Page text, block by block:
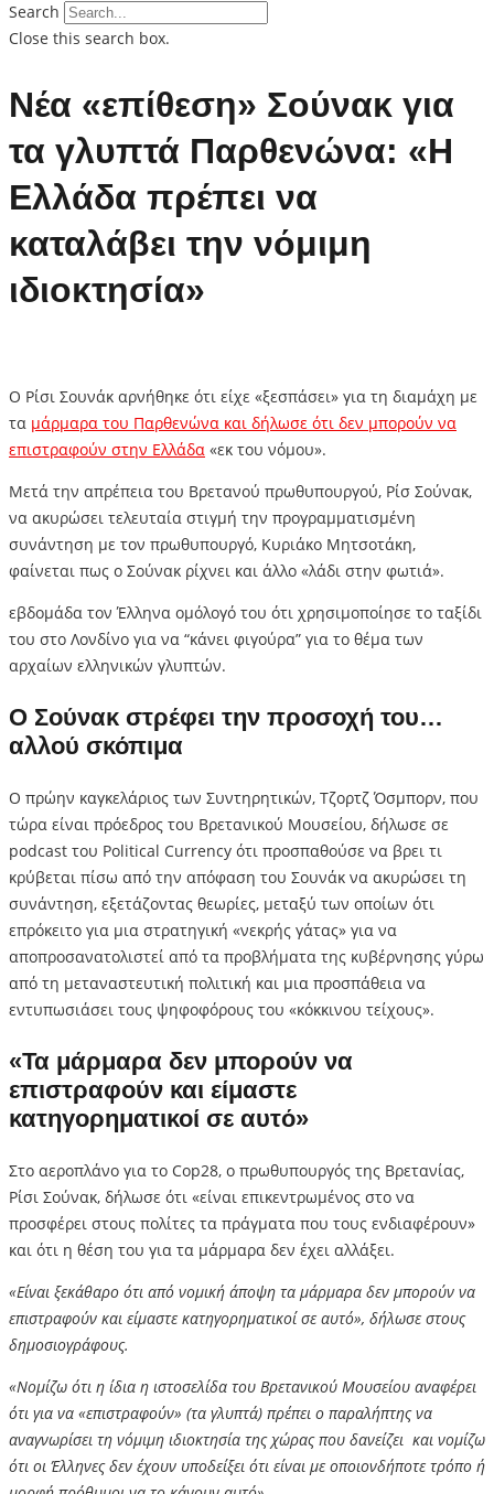
Search
Close this search box.
Νέα «επίθεση» Σούνακ για
τα γλυπτά Παρθενώνα: «Η
Ελλάδα πρέπει να
καταλάβει την νόμιμη
ιδιοκτησία»
Ο Ρίσι Σουνάκ αρνήθηκε ότι είχε «ξεσπάσει» για τη διαμάχη με
τα μάρμαρα του Παρθενώνα και δήλωσε ότι δεν μπορούν να
επιστραφούν στην Ελλάδα «εκ του νόμου».
Μετά την απρέπεια του Βρετανού πρωθυπουργού, Ρίσ Σούνακ,
να ακυρώσει τελευταία στιγμή την προγραμματισμένη
συνάντηση με τον πρωθυπουργό, Κυριάκο Μητσοτάκη,
φαίνεται πως ο Σούνακ ρίχνει και άλλο «λάδι στην φωτιά».
εβδομάδα τον Έλληνα ομόλογό του ότι χρησιμοποίησε το ταξίδι
του στο Λονδίνο για να “κάνει φιγούρα” για το θέμα των
αρχαίων ελληνικών γλυπτών.
Ο Σούνακ στρέφει την προσοχή του…
αλλού σκόπιμα
Ο πρώην καγκελάριος των Συντηρητικών, Τζορτζ Όσμπορν, που
τώρα είναι πρόεδρος του Βρετανικού Μουσείου, δήλωσε σε
podcast του Political Currency ότι προσπαθούσε να βρει τι
κρύβεται πίσω από την απόφαση του Σουνάκ να ακυρώσει τη
συνάντηση, εξετάζοντας θεωρίες, μεταξύ των οποίων ότι
επρόκειτο για μια στρατηγική «νεκρής γάτας» για να
αποπροσανατολιστεί από τα προβλήματα της κυβέρνησης γύρω
από τη μεταναστευτική πολιτική και μια προσπάθεια να
εντυπωσιάσει τους ψηφοφόρους του «κόκκινου τείχους».
«Τα μάρμαρα δεν μπορούν να
επιστραφούν και είμαστε
κατηγορηματικοί σε αυτό»
Στο αεροπλάνο για το Cop28, ο πρωθυπουργός της Βρετανίας,
Ρίσι Σούνακ, δήλωσε ότι «είναι επικεντρωμένος στο να
προσφέρει στους πολίτες τα πράγματα που τους ενδιαφέρουν»
και ότι η θέση του για τα μάρμαρα δεν έχει αλλάξει.
«Είναι ξεκάθαρο ότι από νομική άποψη τα μάρμαρα δεν μπορούν να
επιστραφούν και είμαστε κατηγορηματικοί σε αυτό», δήλωσε στους
δημοσιογράφους.
«Νομίζω ότι η ίδια η ιστοσελίδα του Βρετανικού Μουσείου αναφέρει
ότι για να «επιστραφούν» (τα γλυπτά) πρέπει ο παραλήπτης να
αναγνωρίσει τη νόμιμη ιδιοκτησία της χώρας που δανείζει και νομίζω
ότι οι Έλληνες δεν έχουν υποδείξει ότι είναι με οποιονδήποτε τρόπο ή